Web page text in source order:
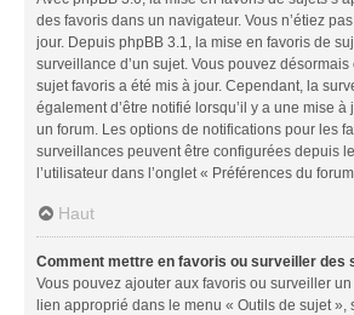
des favoris dans un navigateur. Vous n’étiez
jour. Depuis phpBB 3.1, la mise en favoris de
surveillance d’un sujet. Vous pouvez désormais
sujet favoris a été mis à jour. Cependant, la
également d’être notifié lorsqu’il y a une mise
un forum. Les options de notifications pour les
surveillances peuvent être configurées depuis
l’utilisateur dans l’onglet « Préférences du
Haut
Comment mettre en favoris ou surveiller des
Vous pouvez ajouter aux favoris ou surveiller
lien approprié dans le menu « Outils de sujet »,